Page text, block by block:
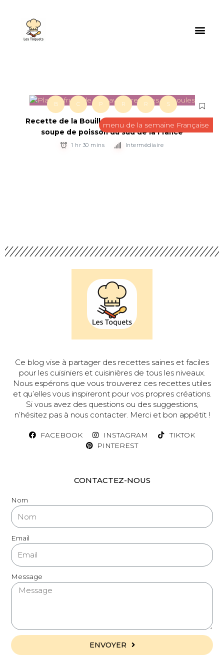
menu de la semaine Française
B C P R R S
Recette de la Bouillabaisse Marseillaise – Une
soupe de poisson du sud de la France
1 hr 30 mins Intermédiaire
Ce blog vise à partager des recettes saines et faciles
pour les cuisiniers et cuisinières de tous les niveaux.
Nous espérons que vous trouverez ces recettes utiles
et qu’elles vous inspireront pour vos propres créations.
Si vous avez des questions ou des suggestions,
n’hésitez pas à nous contacter. Merci et bon appétit !
FACEBOOK INSTAGRAM
TIKTOK
PINTEREST
CONTACTEZ-NOUS
Nom
Email
Message
ENVOYER